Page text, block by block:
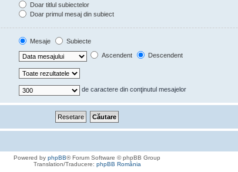
Doar titlul subiectelor
Doar primul mesaj din subiect
Mesaje
Subiecte
Ascendent Descendent
de caractere din conţinutul mesajelor
Powered by phpBB® Forum Software © phpBB Group
Translation/Traducere: phpBB România